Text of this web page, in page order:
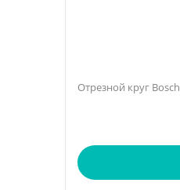
Отрезной круг